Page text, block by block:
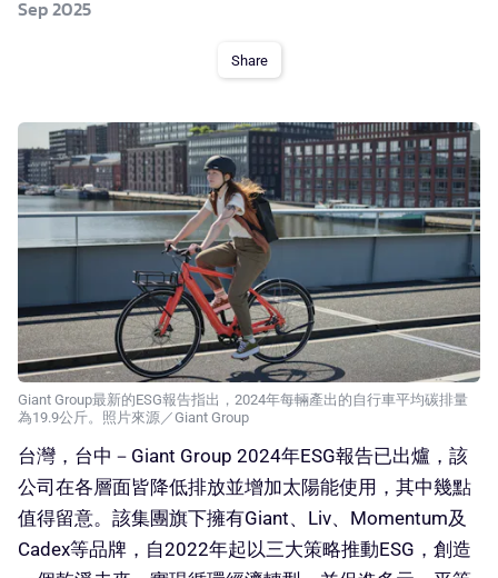
Sep 2025
Share
Giant Group最新的ESG報告指出，2024年每輛產出的自行車平均碳排量
為19.9公斤。照片來源／Giant Group
台灣，台中－Giant Group 2024年ESG報告已出爐，該
公司在各層面皆降低排放並增加太陽能使用，其中幾點
值得留意。該集團旗下擁有Giant、Liv、Momentum及
Cadex等品牌，自2022年起以三大策略推動ESG，創造